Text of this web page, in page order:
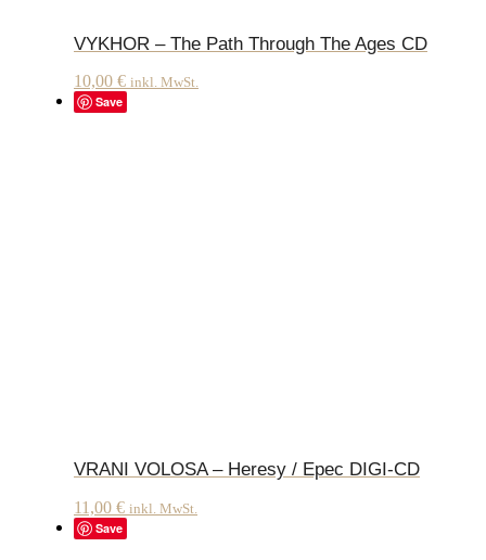
VYKHOR – The Path Through The Ages CD
10,00 € inkl. MwSt.
Save
VRANI VOLOSA – Heresy / Epec DIGI-CD
11,00 € inkl. MwSt.
Save